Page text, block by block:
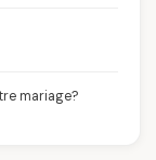
mariage?